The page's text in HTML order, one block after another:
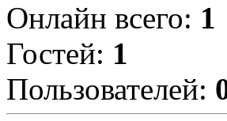
Онлайн всего: 1
Гостей: 1
Пользователей: